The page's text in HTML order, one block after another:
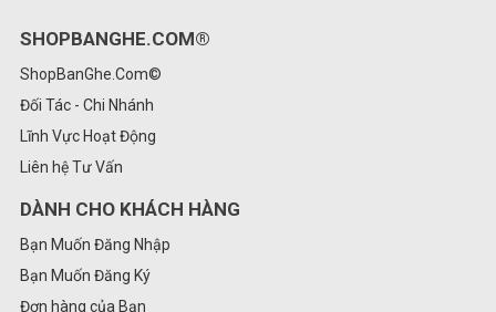
SHOPBANGHE.COM®
ShopBanGhe.Com©
Đối Tác - Chi Nhánh
Lĩnh Vực Hoạt Động
Liên hệ Tư Vấn
DÀNH CHO KHÁCH HÀNG
Bạn Muốn Đăng Nhập
Bạn Muốn Đăng Ký
Đơn hàng của Bạn